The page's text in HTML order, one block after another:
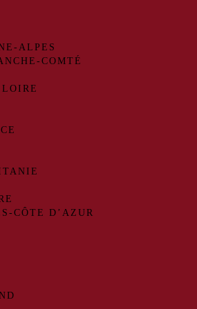
ALPES
COMTÉ
CÔTE D’AZUR